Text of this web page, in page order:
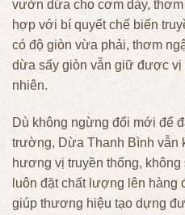
vườn dừa cho cơm dày,
hợp với bí quyết chế biến
có độ giòn vừa phải, thơm
dừa sấy giòn vẫn giữ được vị
nhiên.
Dù không ngừng đổi mới để
trường, Dừa Thanh Bình vẫn
hương vị truyền thống,
luôn đặt chất lượng lên hàng
giúp thương hiệu tạo dựng